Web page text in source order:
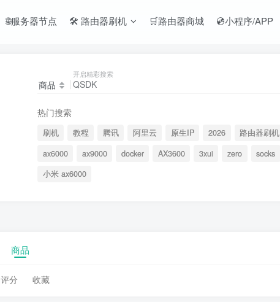
🌐服务器节点 🛠️ 路由器刷机 🛒路由器商城 💿小程序/APP
商品
开启精彩搜索
热门搜索
刷机 教程 腾讯 阿里云 原生IP 2026 路由器刷机
ax6000
ax9000 docker AX3600 3xui zero socks
小米 ax6000
商品
评分 收藏